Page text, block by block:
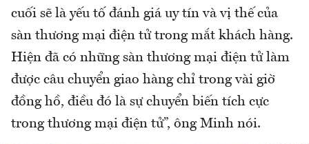
cuối sẽ là yếu tố đánh giá uy tín và vị thế của
sàn thương mại điện tử trong mắt khách hàng.
Hiện đã có những sàn thương mại điện tử làm
được câu chuyển giao hàng chỉ trong vài giờ
đồng hồ, điều đó là sự chuyển biến tích cực
trong thương mại điện tử”, ông Minh nói.